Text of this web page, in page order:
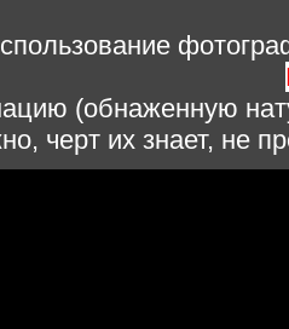
(обнаженную
черт их знает, не